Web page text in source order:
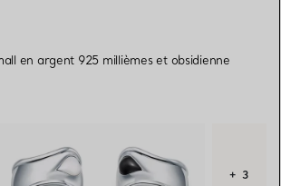
en argent 925 millièmes et obsidienne
+ 3